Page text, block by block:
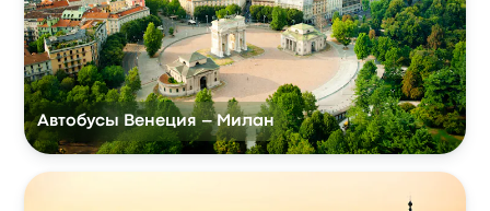
Автобусы Венеция – Милан